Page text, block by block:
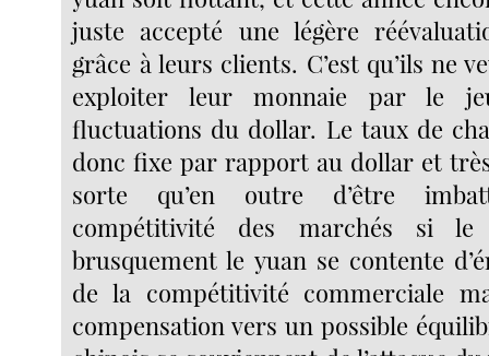
juste accepté une légère
grâce à leurs clients. C’est qu’ils ne
exploiter leur monnaie par le
fluctuations du dollar. Le taux de
donc fixe par rapport au dollar et
sorte qu’en outre d’être
compétitivité des marchés si le
brusquement le yuan se contente
de la compétitivité commerciale
compensation vers un possible